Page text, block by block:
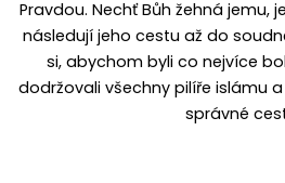
Pravdou. Nechť Bůh žehná jemu,
následují jeho cestu až do
si, abychom byli co nejvíce
dodržovali všechny pilíře islámu
správné